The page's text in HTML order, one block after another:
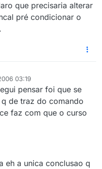
que precisaria alterar
pré condicionar o
03:19
pensar foi que se
de traz do comando
faz com que o curso
eh a unica conclusao q